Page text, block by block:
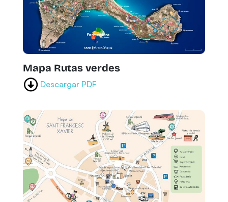
Mapa Rutas verdes
Descargar PDF